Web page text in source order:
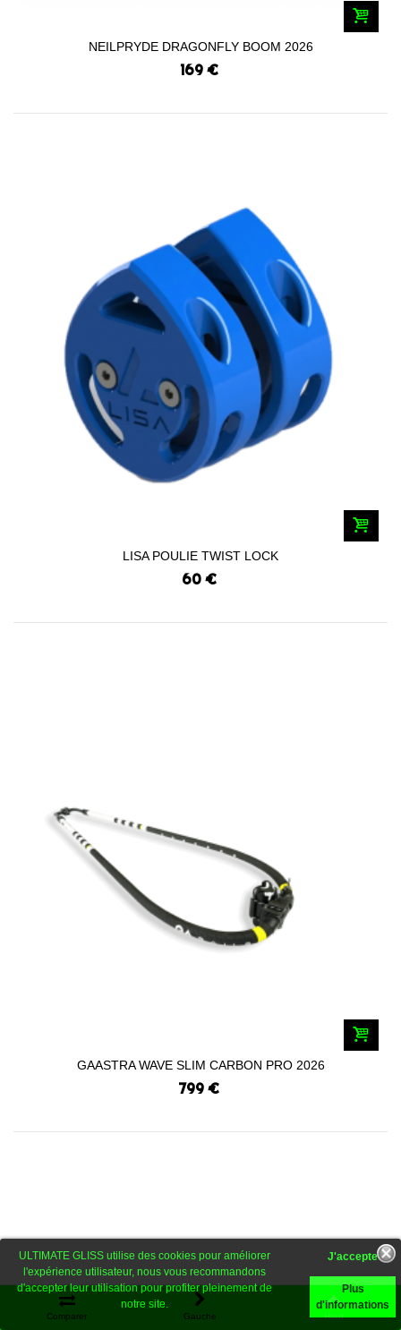
ULTIMATE GLISS utilise des cookies pour améliorer
l'expérience utilisateur, nous vous recommandons
d'accepter leur utilisation pour profiter pleinement de
notre site.
Plus
d'informations
NEILPRYDE DRAGONFLY BOOM 2026
169 €
LISA POULIE TWIST LOCK
60 €
GAASTRA WAVE SLIM CARBON PRO 2026
799 €
Comparer Gauche Haut